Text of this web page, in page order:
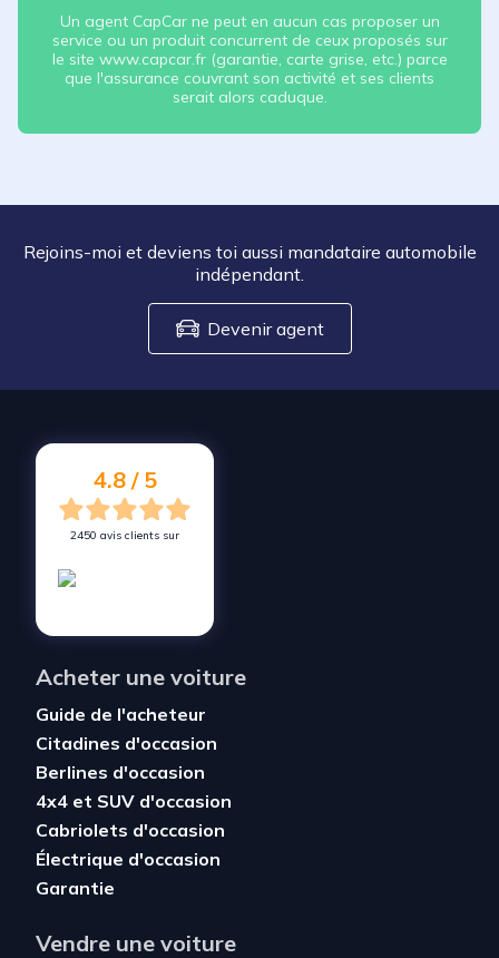
Un agent CapCar ne peut en aucun cas proposer un
service ou un produit concurrent de ceux proposés sur
le site www.capcar.fr (garantie, carte grise, etc.) parce
que l'assurance couvrant son activité et ses clients
serait alors caduque.
Rejoins-moi et deviens toi aussi mandataire automobile
indépendant.
Devenir agent
4.8 / 5
2450 avis clients sur
Acheter une voiture
Guide de l'acheteur
Citadines d'occasion
Berlines d'occasion
4x4 et SUV d'occasion
Cabriolets d'occasion
Électrique d'occasion
Garantie
Vendre une voiture